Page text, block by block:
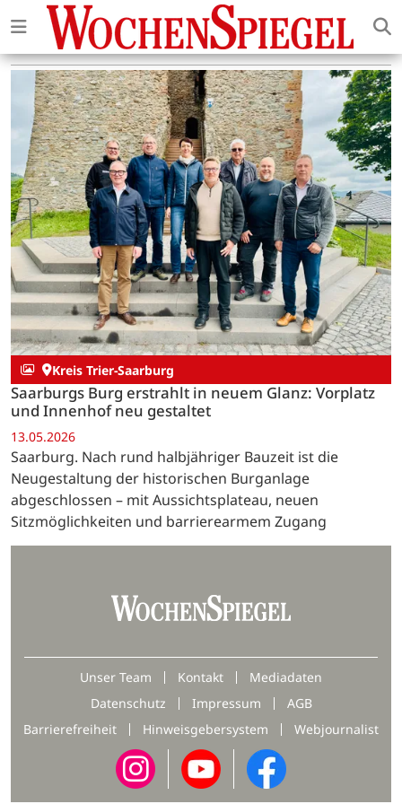
Kreis Trier-Saarburg
Saarburgs Burg erstrahlt in neuem Glanz: Vorplatz
und Innenhof neu gestaltet
13.05.2026
Saarburg. Nach rund halbjähriger Bauzeit ist die
Neugestaltung der historischen Burganlage
abgeschlossen – mit Aussichtsplateau, neuen
Sitzmöglichkeiten und barrierearmem Zugang
Unser Team Kontakt
Mediadaten
Datenschutz
Impressum
AGB
Barrierefreiheit
Hinweisgebersystem Webjournalist